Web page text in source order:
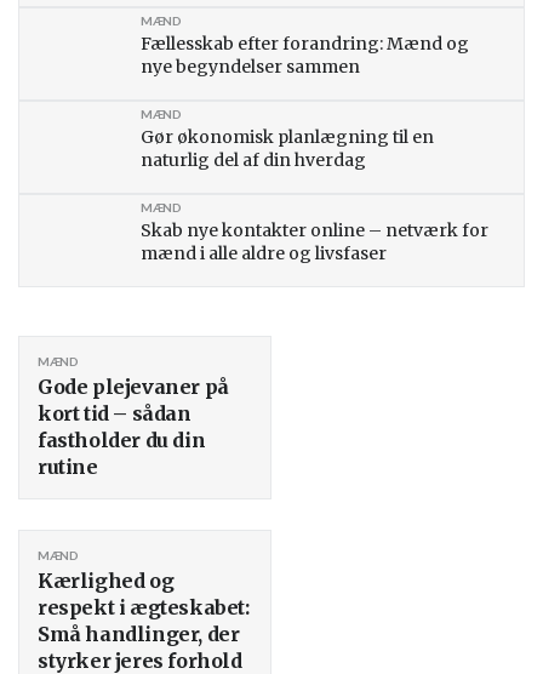
Fællesskab efter forandring: Mænd og
nye begyndelser sammen
MÆND
Gør økonomisk planlægning til en
naturlig del af din hverdag
MÆND
Skab nye kontakter online – netværk for
mænd i alle aldre og livsfaser
MÆND
Gode plejevaner på
kort tid – sådan
fastholder du din
rutine
MÆND
Kærlighed og
respekt i ægteskabet:
Små handlinger, der
styrker jeres forhold
MÆND